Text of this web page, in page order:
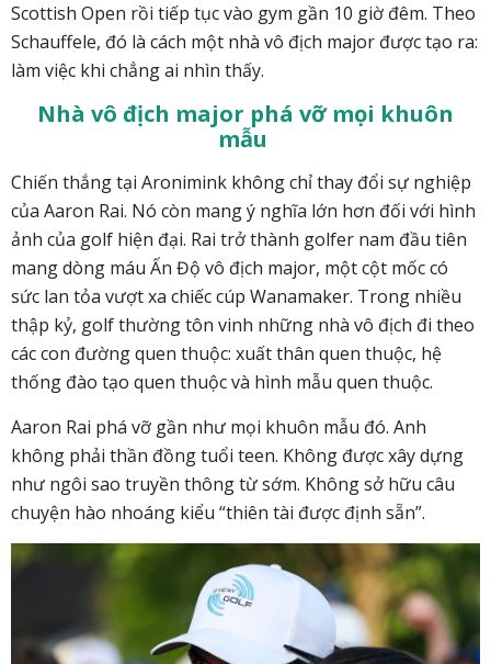
Scottish Open rồi tiếp tục vào gym gần 10 giờ đêm. Theo
Schauffele, đó là cách một nhà vô địch major được tạo ra:
làm việc khi chẳng ai nhìn thấy.
Nhà vô địch major phá vỡ mọi khuôn
mẫu
Chiến thắng tại Aronimink không chỉ thay đổi sự nghiệp
của Aaron Rai. Nó còn mang ý nghĩa lớn hơn đối với hình
ảnh của golf hiện đại. Rai trở thành golfer nam đầu tiên
mang dòng máu Ấn Độ vô địch major, một cột mốc có
sức lan tỏa vượt xa chiếc cúp Wanamaker. Trong nhiều
thập kỷ, golf thường tôn vinh những nhà vô địch đi theo
các con đường quen thuộc: xuất thân quen thuộc, hệ
thống đào tạo quen thuộc và hình mẫu quen thuộc.
Aaron Rai phá vỡ gần như mọi khuôn mẫu đó. Anh
không phải thần đồng tuổi teen. Không được xây dựng
như ngôi sao truyền thông từ sớm. Không sở hữu câu
chuyện hào nhoáng kiểu “thiên tài được định sẵn”.